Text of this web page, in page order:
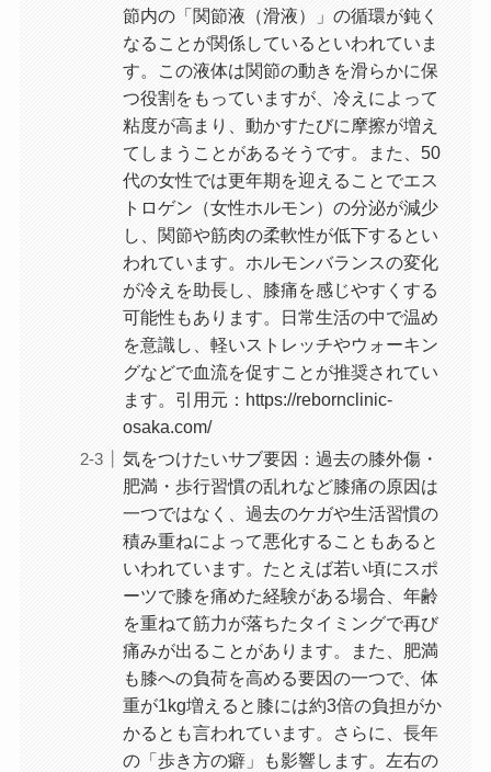
節内の「関節液（滑液）」の循環が鈍く
なることが関係しているといわれていま
す。この液体は関節の動きを滑らかに保
つ役割をもっていますが、冷えによって
粘度が高まり、動かすたびに摩擦が増え
てしまうことがあるそうです。また、50
代の女性では更年期を迎えることでエス
トロゲン（女性ホルモン）の分泌が減少
し、関節や筋肉の柔軟性が低下するとい
われています。ホルモンバランスの変化
が冷えを助長し、膝痛を感じやすくする
可能性もあります。日常生活の中で温め
を意識し、軽いストレッチやウォーキン
グなどで血流を促すことが推奨されてい
ます。引用元：https://rebornclinic-
osaka.com/
気をつけたいサブ要因：過去の膝外傷・
肥満・歩行習慣の乱れなど膝痛の原因は
一つではなく、過去のケガや生活習慣の
積み重ねによって悪化することもあると
いわれています。たとえば若い頃にスポ
ーツで膝を痛めた経験がある場合、年齢
を重ねて筋力が落ちたタイミングで再び
痛みが出ることがあります。また、肥満
も膝への負荷を高める要因の一つで、体
重が1kg増えると膝には約3倍の負担がか
かるとも言われています。さらに、長年
の「歩き方の癖」も影響します。左右の